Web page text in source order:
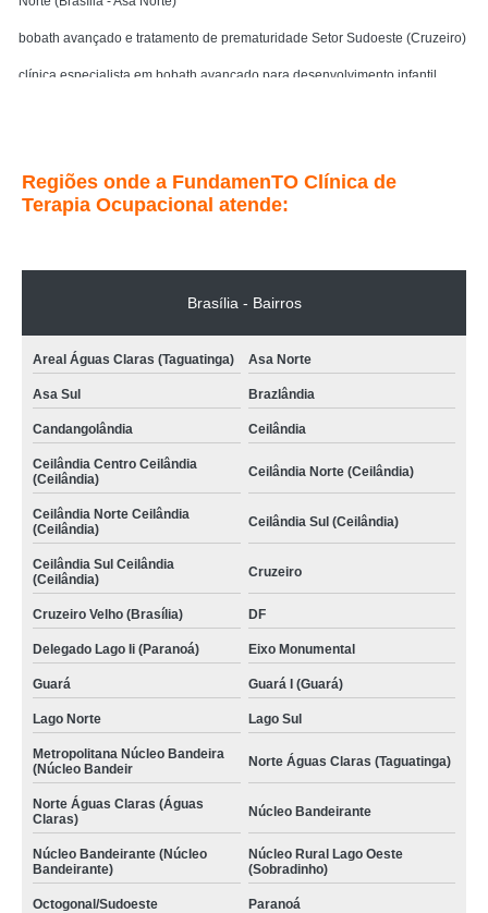
bobath avançado e tratamento de prematuridade Setor Sudoeste (Cruzeiro)
clínica especialista em bobath avançado para desenvolvimento infantil
Regiões onde a FundamenTO Clínica de
Terapia Ocupacional atende:
Brasília - Bairros
Areal Águas Claras (Taguatinga) Asa Norte
Asa Sul Brazlândia
Candangolândia Ceilândia
Ceilândia Centro Ceilândia
(Ceilândia)
Ceilândia Norte (Ceilândia)
Ceilândia Norte Ceilândia
(Ceilândia)
Ceilândia Sul (Ceilândia)
Ceilândia Sul Ceilândia
(Ceilândia)
Cruzeiro
Cruzeiro Velho (Brasília) DF
Delegado Lago Ii (Paranoá) Eixo Monumental
Guará Guará I (Guará)
Lago Norte Lago Sul
Metropolitana Núcleo Bandeira
(Núcleo Bandeir
Norte Águas Claras (Taguatinga)
Norte Águas Claras (Águas
Claras)
Núcleo Bandeirante
Núcleo Bandeirante (Núcleo
Bandeirante)
Núcleo Rural Lago Oeste
(Sobradinho)
Octogonal/Sudoeste Paranoá